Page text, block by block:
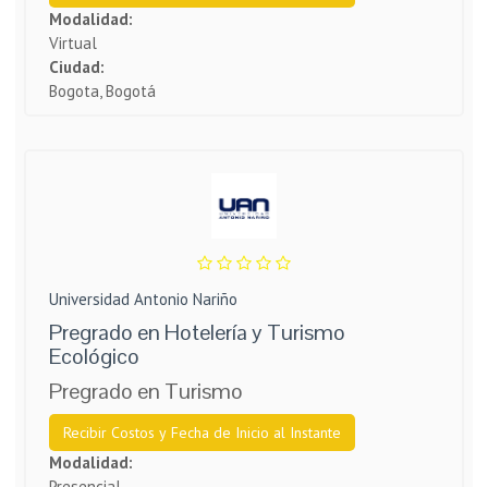
Modalidad:
Virtual
Ciudad:
Bogota, Bogotá
Universidad Antonio Nariño
Pregrado en Hotelería y Turismo
Ecológico
Pregrado en Turismo
Recibir Costos y Fecha de Inicio al Instante
Modalidad: